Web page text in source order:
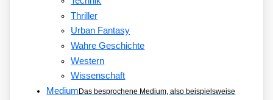
Thriller
Urban Fantasy
Wahre Geschichte
Western
Wissenschaft
Medium Das besprochene Medium, also beispielsweise